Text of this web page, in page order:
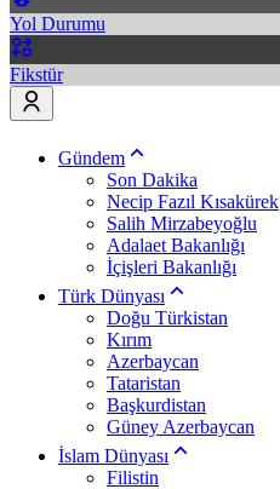
Yol Durumu
Fikstür
Gündem
Son Dakika
Necip Fazıl Kısakürek
Salih Mirzabeyoğlu
Adalaet Bakanlığı
İçişleri Bakanlığı
Türk Dünyası
Doğu Türkistan
Kırım
Azerbaycan
Tataristan
Başkurdistan
Güney Azerbaycan
İslam Dünyası
Filistin